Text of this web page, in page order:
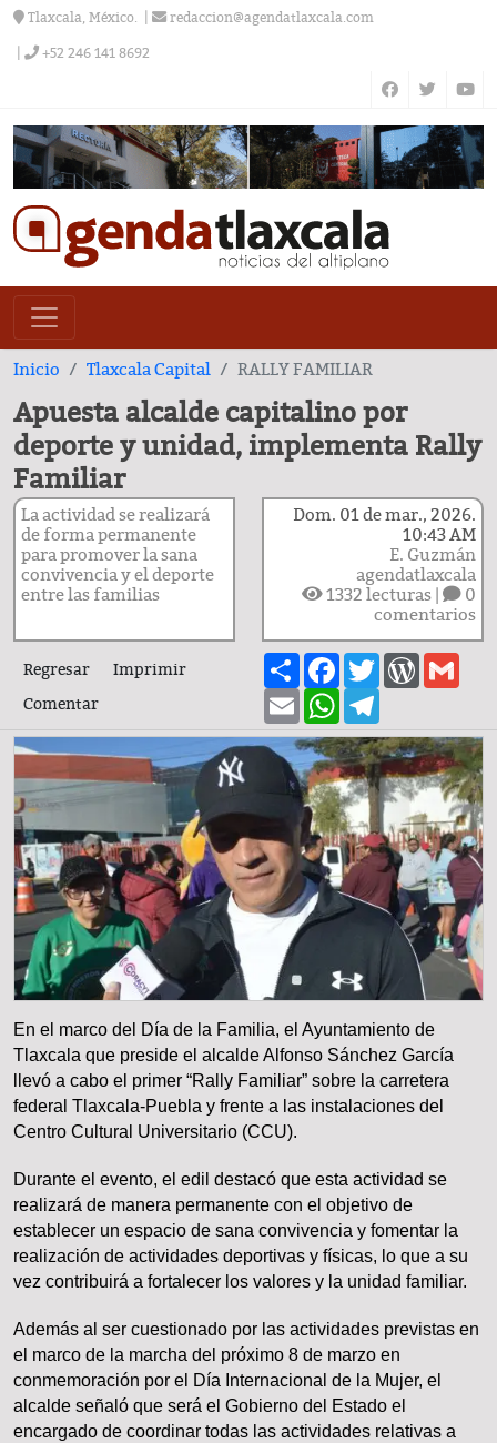
Tlaxcala, México. redaccion@agendatlaxcala.com
+52 246 141 8692
Inicio Tlaxcala Capital RALLY FAMILIAR
Apuesta alcalde capitalino por
deporte y unidad, implementa Rally
Familiar
La actividad se realizará
de forma permanente
para promover la sana
convivencia y el deporte
entre las familias
Dom. 01 de mar., 2026.
10:43 AM
E. Guzmán
agendatlaxcala
1332 lecturas |
0
comentarios
Regresar
Imprimir
Comentar
ShareFacebook
Twitter
EmailWhatsApp
En el marco del Día de la Familia, el Ayuntamiento de
Tlaxcala que preside el alcalde Alfonso Sánchez García
llevó a cabo el primer “Rally Familiar” sobre la carretera
federal Tlaxcala-Puebla y frente a las instalaciones del
Centro Cultural Universitario (CCU).
Durante el evento, el edil destacó que esta actividad se
realizará de manera permanente con el objetivo de
establecer un espacio de sana convivencia y fomentar la
realización de actividades deportivas y físicas, lo que a su
vez contribuirá a fortalecer los valores y la unidad familiar.
Además al ser cuestionado por las actividades previstas en
el marco de la marcha del próximo 8 de marzo en
conmemoración por el Día Internacional de la Mujer, el
alcalde señaló que será el Gobierno del Estado el
encargado de coordinar todas las actividades relativas a